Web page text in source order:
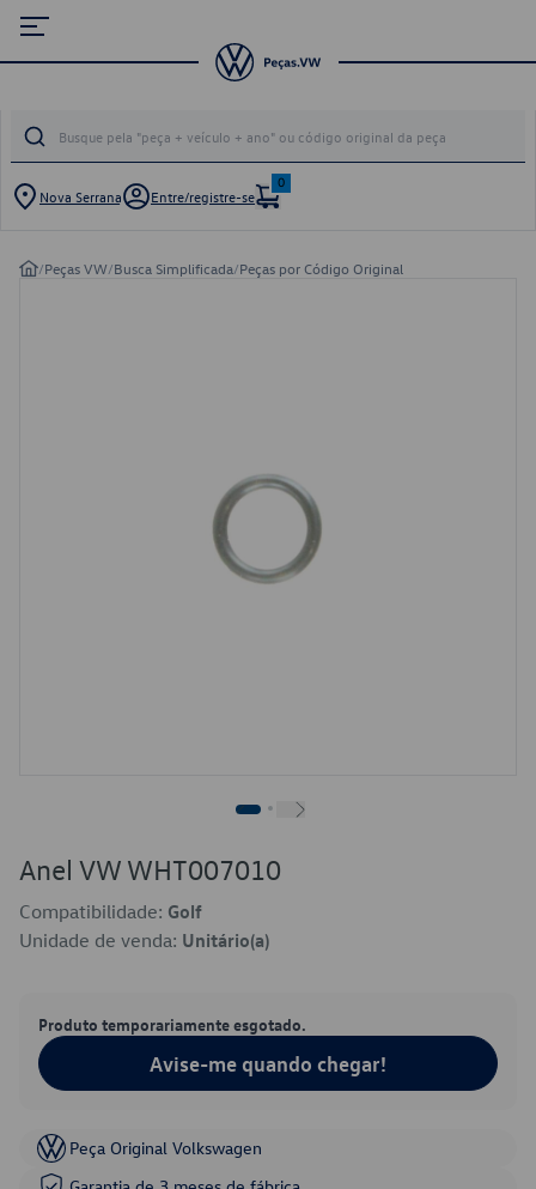
Nova Serrana Entre/registre-se
0
/Peças VW/Busca Simplificada/Peças por Código Original
Anel VW WHT007010
Compatibilidade: Golf
Unidade de venda: Unitário(a)
Produto temporariamente esgotado.
Avise-me quando chegar!
Peça Original Volkswagen